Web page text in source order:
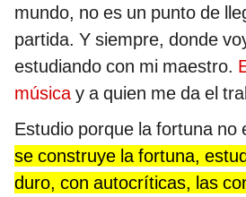
mundo, no es un punto de
partida. Y siempre, donde
estudiando con mi maestro.
música y a quien me da el
Estudio porque la fortuna no
se construye la fortuna,
duro, con autocríticas, las